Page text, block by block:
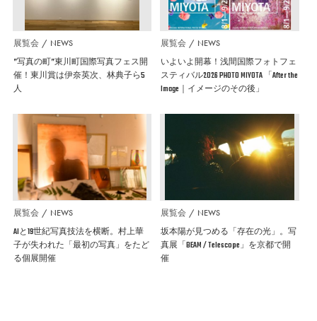
展覧会 NEWS
”写真の町”東川町国際写真フェス開
催！東川賞は伊奈英次、林典子ら5
人
展覧会 NEWS
いよいよ開幕！浅間国際フォトフェ
スティバル2026 PHOTO MIYOTA 「After the
Image｜イメージのその後」
展覧会 NEWS
AIと19世紀写真技法を横断。村上華
子が失われた「最初の写真」をたど
る個展開催
展覧会 NEWS
坂本陽が見つめる「存在の光」。写
真展「BEAM / Telescope」を京都で開
催